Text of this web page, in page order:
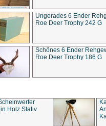
Ungerades 6 Ender
Roe Deer Trophy 242 G
Schönes 6 Ender
Roe Deer Trophy 186 G
Holz Stativ